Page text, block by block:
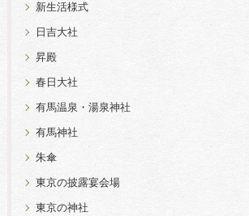
新生活様式
日吉大社
昇殿
春日大社
有馬温泉・湯泉神社
有馬神社
朱傘
東京の披露宴会場
東京の神社